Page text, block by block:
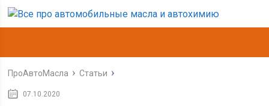
ПроАвтоМасла Статьи
07.10.2020